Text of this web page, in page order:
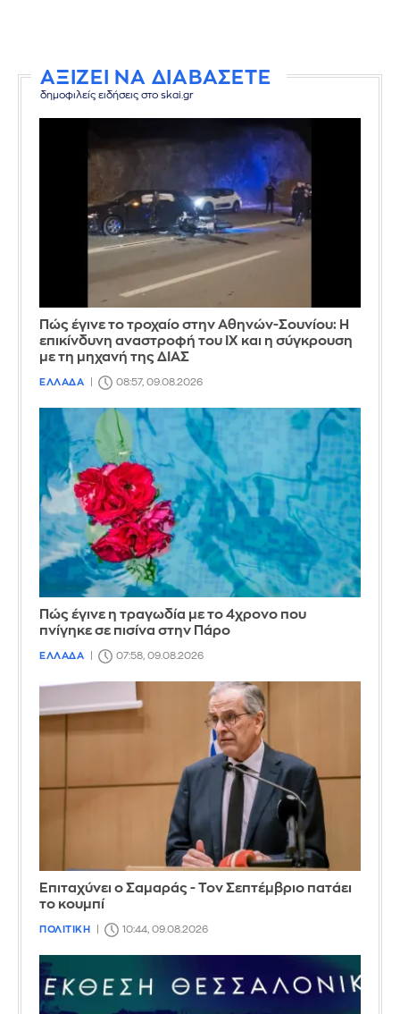
ΑΞΙΖΕΙ ΝΑ ΔΙΑΒΑΣΕΤΕ
δημοφιλείς ειδήσεις στο skai.gr
Πώς έγινε το τροχαίο στην Αθηνών-Σουνίου: Η
επικίνδυνη αναστροφή του ΙΧ και η σύγκρουση
με τη μηχανή της ΔΙΑΣ
ΕΛΛΑΔΑ 08:57, 09.08.2026
Πώς έγινε η τραγωδία με το 4χρονο που
πνίγηκε σε πισίνα στην Πάρο
ΕΛΛΑΔΑ 07:58, 09.08.2026
Επιταχύνει ο Σαμαράς - Τον Σεπτέμβριο πατάει
το κουμπί
ΠΟΛΙΤΙΚΗ 10:44, 09.08.2026